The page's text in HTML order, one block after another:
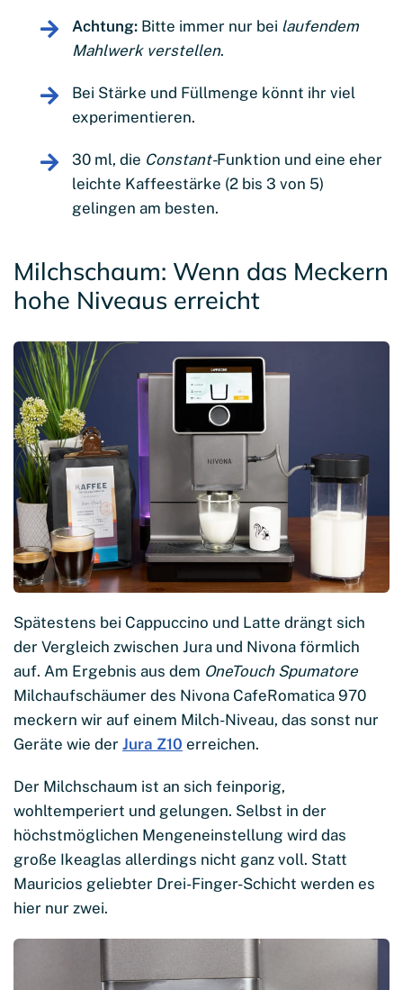
Achtung: Bitte immer nur bei laufendem
Mahlwerk verstellen.
Bei Stärke und Füllmenge könnt ihr viel
experimentieren.
30 ml, die Constant-Funktion und eine eher
leichte Kaffeestärke (2 bis 3 von 5)
gelingen am besten.
Milchschaum: Wenn das Meckern
hohe Niveaus erreicht
Spätestens bei Cappuccino und Latte drängt sich
der Vergleich zwischen Jura und Nivona förmlich
auf. Am Ergebnis aus dem OneTouch Spumatore
Milchaufschäumer des Nivona CafeRomatica 970
meckern wir auf einem Milch-Niveau, das sonst nur
Geräte wie der Jura Z10 erreichen.
Der Milchschaum ist an sich feinporig,
wohltemperiert und gelungen. Selbst in der
höchstmöglichen Mengeneinstellung wird das
große Ikeaglas allerdings nicht ganz voll. Statt
Mauricios geliebter Drei-Finger-Schicht werden es
hier nur zwei.